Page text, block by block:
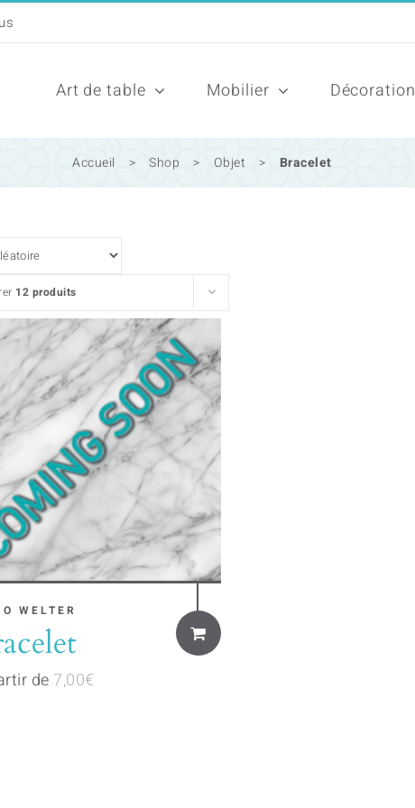
Art de table Mobilier Décoration
Accueil > Shop > Objet > Bracelet
12 produits
WELTER
de 7,00€